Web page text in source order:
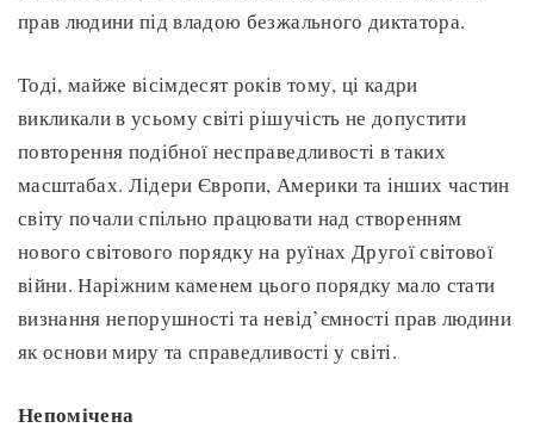
прав людини під владою безжального диктатора.
Тоді, майже вісімдесят років тому, ці кадри
викликали в усьому світі рішучість не допустити
повторення подібної несправедливості в таких
масштабах. Лідери Європи, Америки та інших частин
світу почали спільно працювати над створенням
нового світового порядку на руїнах Другої світової
війни. Наріжним каменем цього порядку мало стати
визнання непорушності та невід’ємності прав людини
як основи миру та справедливості у світі.
Непомічена